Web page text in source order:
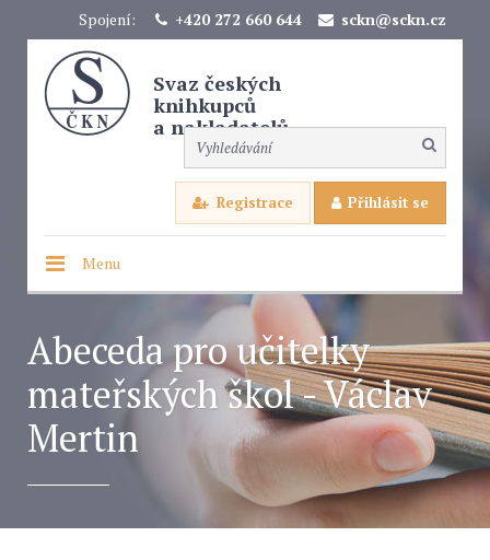
Spojení: +420 272 660 644 sckn@sckn.cz
Svaz českých
knihkupců
a nakladatelů
Registrace Přihlásit se
Menu
Abeceda pro učitelky
mateřských škol - Václav
Mertin